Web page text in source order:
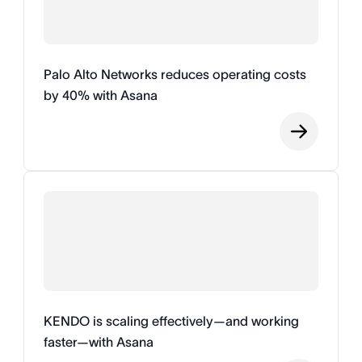
Palo Alto Networks reduces operating costs
by 40% with Asana
KENDO is scaling effectively—and working
faster—with Asana